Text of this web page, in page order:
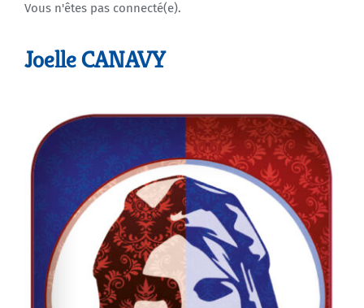
Agenda
Vous n'êtes pas connecté(e).
Joelle CANAVY